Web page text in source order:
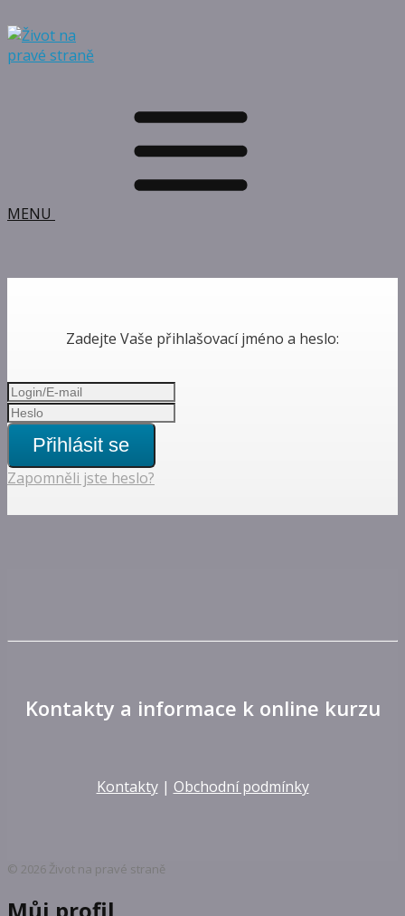
MENU
Zadejte Vaše přihlašovací jméno a heslo:
Přihlásit se
Zapomněli jste heslo?
Kontakty a informace k online kurzu
Kontakty| Obchodní podmínky
© 2026 Život na pravé straně